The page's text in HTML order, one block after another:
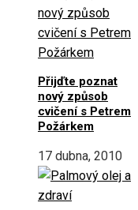
Přijďte poznat
nový způsob
cvičení s Petrem
Požárkem
17 dubna, 2010